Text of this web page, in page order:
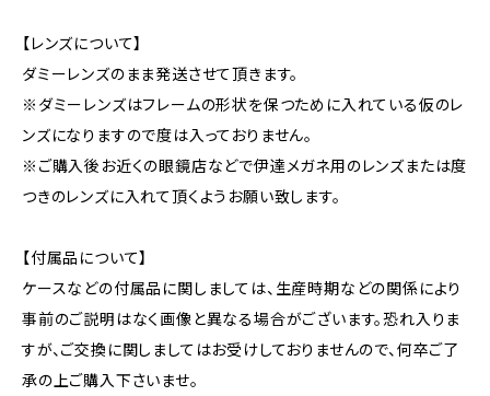
【レンズについて】
ダミーレンズのまま発送させて頂きます。
※ダミーレンズはフレームの形状を保つために入れている仮のレ
ンズになりますので度は入っておりません。
※ご購入後お近くの眼鏡店などで伊達メガネ用のレンズまたは度
つきのレンズに入れて頂くようお願い致します。
【付属品について】
ケースなどの付属品に関しましては、生産時期などの関係により
事前のご説明はなく画像と異なる場合がございます。恐れ入りま
すが、ご交換に関しましてはお受けしておりませんので、何卒ご了
承の上ご購入下さいませ。